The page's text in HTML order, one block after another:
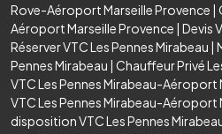
Rove-Aéroport Marseille Provence |
Aéroport Marseille Provence | Devis
Réserver VTC Les Pennes Mirabeau |
Pennes Mirabeau | Chauffeur Privé
VTC Les Pennes Mirabeau-Aéroport
VTC Les Pennes Mirabeau-Aéroport
disposition VTC Les Pennes